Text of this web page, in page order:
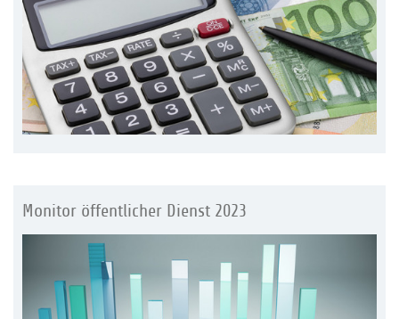
Monitor öffentlicher Dienst 2023